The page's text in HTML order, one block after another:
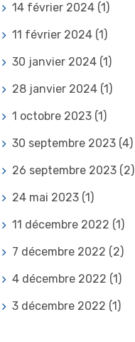
14 février 2024 (1)
11 février 2024 (1)
30 janvier 2024 (1)
28 janvier 2024 (1)
1 octobre 2023 (1)
30 septembre 2023 (4)
26 septembre 2023 (2)
24 mai 2023 (1)
11 décembre 2022 (1)
7 décembre 2022 (2)
4 décembre 2022 (1)
3 décembre 2022 (1)